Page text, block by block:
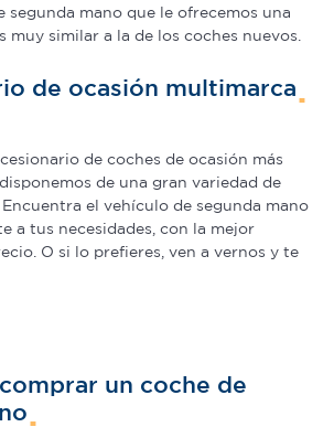
segunda mano que le ofrecemos una
muy similar a la de los coches nuevos.
de ocasión multimarca
de coches de ocasión más
de una gran variedad de
el vehículo de segunda mano
a tus necesidades, con la mejor
O si lo prefieres, ven a vernos y te
un coche de